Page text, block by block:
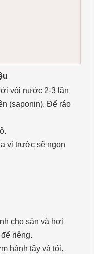
vòi nước 2-3 lần
(saponin). Để ráo
vị trước sẽ ngon
cho săn và hơi
riêng.
hành tây và tỏi.